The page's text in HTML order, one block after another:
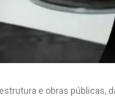
e obras públicas,